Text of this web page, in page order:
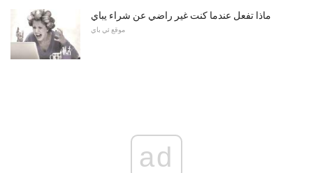
ماذا تفعل عندما كنت غير راضي عن شراء يباي
موقع ئي باي
ad